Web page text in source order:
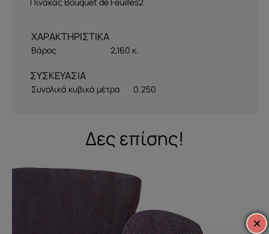
Βάρος 2,160 κ.
ΣΥΣΚΕΥΑΣΙΑ
Συνολικά κυβικά μέτρα 0.250
Δες επίσης!
×